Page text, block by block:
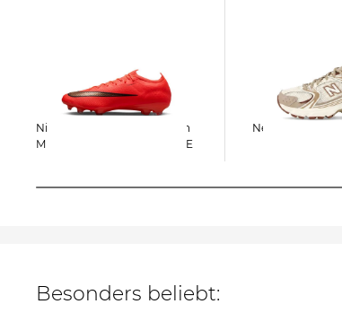
Nike | Fußballschuhe Rasen
MERCURIAL VAPOR 17 ELITE
Besonders beliebt: